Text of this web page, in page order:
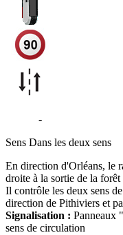
-
Sens Dans les deux sens
En direction d'Orléans, le
droite à la sortie de la
Il contrôle les deux sens
direction de Pithiviers et
Signalisation : Panneaux
sens de circulation